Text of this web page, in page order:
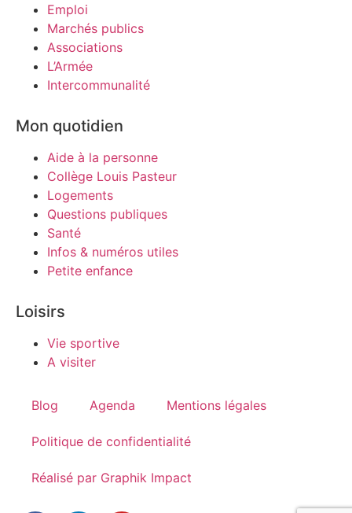
Emploi
Marchés publics
Associations
L’Armée
Intercommunalité
Mon quotidien
Aide à la personne
Collège Louis Pasteur
Logements
Questions publiques
Santé
Infos & numéros utiles
Petite enfance
Loisirs
Vie sportive
A visiter
Blog Agenda Mentions légales
Politique de confidentialité
Réalisé par Graphik Impact